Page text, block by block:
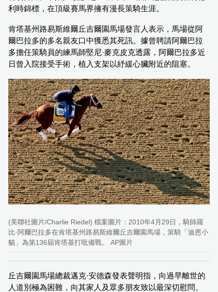
利時錦標，在頂級賽馬界擁有漫長策騎生涯。
肯塔基州路易斯維爾丘吉爾園馬場發言人表示，馬場從阿
爾巴拉多的多名親友口中獲悉其死訊。據曾聘請阿爾巴拉
多擔任策騎員的練馬師堅尼·麥克皮克透露，阿爾巴拉多近
日曾入院接受手術，植入支架以紓緩心臟附近的阻塞。
(美聯社圖片/Charlie Riedel) 檔案圖片：2010年4月29日，騎師羅
比·阿爾巴拉多在肯塔基州路易斯維爾丘吉爾園馬場，策騎「迪恩小
貓」為第136屆肯塔基打吡備戰。 AP圖片
丘吉爾園馬場總裁邁克·安德森發表聲明指，向過早離世的
人道別極為困難，向其家人及眾多朋友致以最深切慰問。